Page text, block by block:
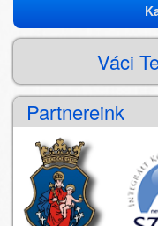
Katalógus
kereső
Váci
Partnereink